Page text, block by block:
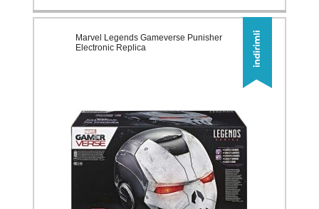
Marvel Legends Gameverse Punisher
Electronic Replica